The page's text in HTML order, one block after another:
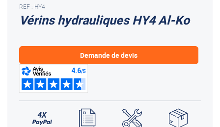
Vérins hydrauliques HY4 Al-Ko
REF : HY4
Demande de devis